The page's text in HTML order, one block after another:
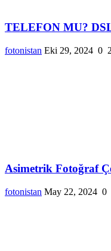
TELEFON MU?
fotonistan Eki 29, 2024 0
Asimetrik Fotoğraf
fotonistan May 22, 2024 0